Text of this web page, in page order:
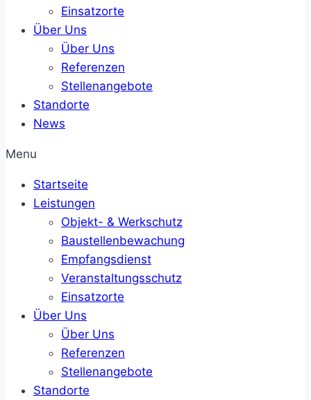
Einsatzorte
Über Uns
Über Uns
Referenzen
Stellenangebote
Standorte
News
Menu
Startseite
Leistungen
Objekt- & Werkschutz
Baustellenbewachung
Empfangsdienst
Veranstaltungsschutz
Einsatzorte
Über Uns
Über Uns
Referenzen
Stellenangebote
Standorte